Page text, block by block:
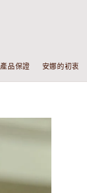
產品保證 安娜的初衷